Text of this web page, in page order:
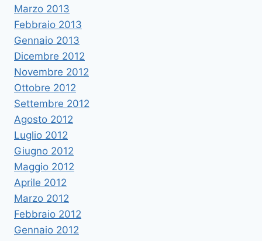
Marzo 2013
Febbraio 2013
Gennaio 2013
Dicembre 2012
Novembre 2012
Ottobre 2012
Settembre 2012
Agosto 2012
Luglio 2012
Giugno 2012
Maggio 2012
Aprile 2012
Marzo 2012
Febbraio 2012
Gennaio 2012